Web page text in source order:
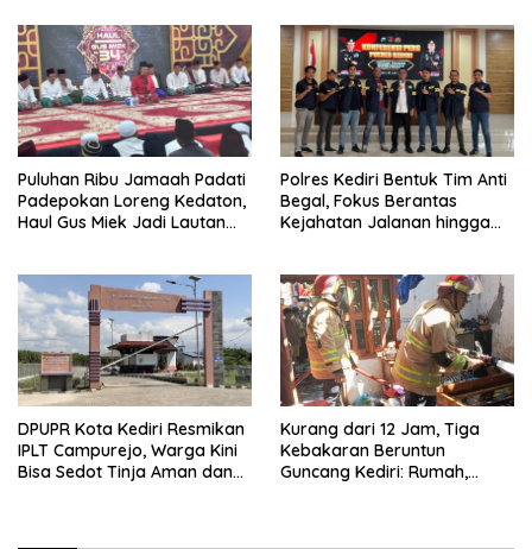
Puluhan Ribu Jamaah Padati
Padepokan Loreng Kedaton,
Haul Gus Miek Jadi Lautan
Polres Kediri Bentuk Tim Anti
Begal, Fokus Berantas
Kejahatan Jalanan hingga
DPUPR Kota Kediri Resmikan
IPLT Campurejo, Warga Kini
Bisa Sedot Tinja Aman dan
Kurang dari 12 Jam, Tiga
Kebakaran Beruntun
Guncang Kediri: Rumah,